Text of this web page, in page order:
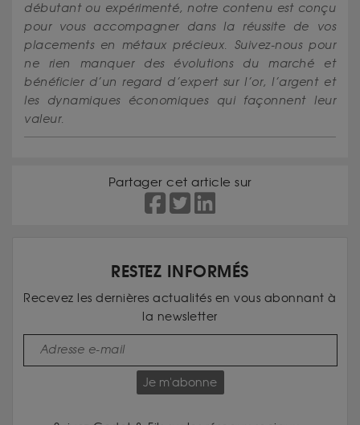
débutant ou expérimenté, notre contenu est conçu
pour vous accompagner dans la réussite de vos
placements en métaux précieux. Suivez-nous pour
ne rien manquer des évolutions du marché et
bénéficier d’un regard d’expert sur l’or, l’argent et
les dynamiques économiques qui façonnent leur
valeur.
Partager cet article sur
RESTEZ INFORMÉS
Recevez les dernières actualités en vous abonnant à
la newsletter
Je m'abonne